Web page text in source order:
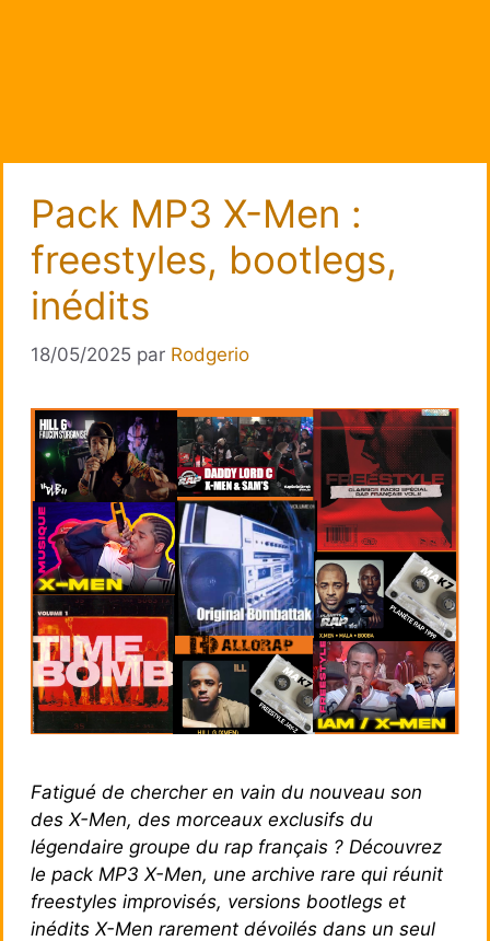
Pack MP3 X-Men :
freestyles, bootlegs,
inédits
18/05/2025 par Rodgerio
Fatigué de chercher en vain du nouveau son
des X-Men, des morceaux exclusifs du
légendaire groupe du rap français ? Découvrez
le pack MP3 X-Men, une archive rare qui réunit
freestyles improvisés, versions bootlegs et
inédits X-Men rarement dévoilés dans un seul